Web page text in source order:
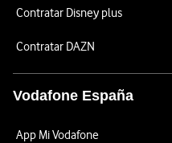
Contratar Disney plus
Contratar DAZN
Vodafone España
App Mi Vodafone